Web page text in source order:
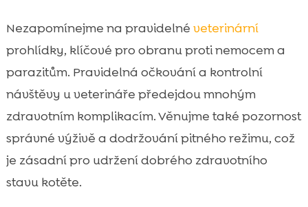
Nezapomínejme na pravidelné veterinární
prohlídky, klíčové pro obranu proti nemocem a
parazitům. Pravidelná očkování a kontrolní
návštěvy u veterináře předejdou mnohým
zdravotním komplikacím. Věnujme také pozornost
správné výživě a dodržování pitného režimu, což
je zásadní pro udržení dobrého zdravotního
stavu kotěte.